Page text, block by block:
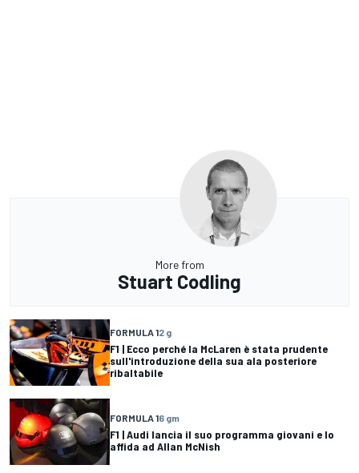
More from
Stuart Codling
FORMULA 12 g
F1 | Ecco perché la McLaren è stata prudente
sull'introduzione della sua ala posteriore
ribaltabile
FORMULA 16 gm
F1 | Audi lancia il suo programma giovani e lo
affida ad Allan McNish